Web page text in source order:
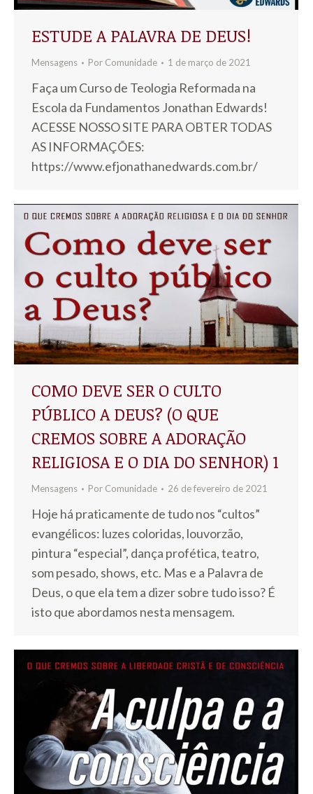
ESTUDE A PALAVRA DE DEUS!
Mensagens Por Comunidade 1 de março de 2021
Faça um Curso de Teologia Reformada na
Escola da Fundamentos Jonathan Edwards!
ACESSE NOSSO SITE PARA OBTER TODAS
AS INFORMAÇÕES:
https://www.efjonathanedwards.com.br/
COMO DEVE SER O CULTO
PÚBLICO A DEUS? (O QUE
CREMOS SOBRE A ADORAÇÃO
RELIGIOSA E O DIA DO SENHOR) 1
Mensagens Por Comunidade 26 de fevereiro de 2021
Hoje há praticamente de tudo nos “cultos”
evangélicos: luzes coloridas, louvorzão,
pintura “especial”, dança profética, teatro,
som pesado, shows, etc. Mas e a Palavra de
Deus, o que ela tem a dizer sobre tudo isso? É
isto que abordamos nesta mensagem.